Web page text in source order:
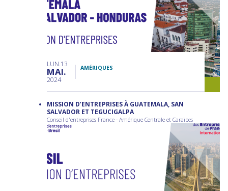
LUN 13
MAI
2024
AMÉRIQUES
MISSION D’ENTREPRISES À GUATEMALA, SAN
SALVADOR ET TEGUCIGALPA
Conseil d'entreprises France - Amérique Centrale et Caraïbes